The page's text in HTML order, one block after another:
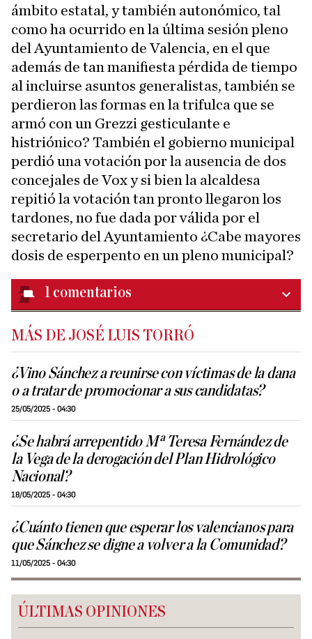
ámbito estatal, y también autonómico, tal
como ha ocurrido en la última sesión pleno
del Ayuntamiento de Valencia, en el que
además de tan manifiesta pérdida de tiempo
al incluirse asuntos generalistas, también se
perdieron las formas en la trifulca que se
armó con un Grezzi gesticulante e
histriónico? También el gobierno municipal
perdió una votación por la ausencia de dos
concejales de Vox y si bien la alcaldesa
repitió la votación tan pronto llegaron los
tardones, no fue dada por válida por el
secretario del Ayuntamiento ¿Cabe mayores
dosis de esperpento en un pleno municipal?
1 comentarios
MÁS DE JOSÉ LUIS TORRÓ
¿Vino Sánchez a reunirse con víctimas de la dana
o a tratar de promocionar a sus candidatas?
25/05/2025 - 04:30
¿Se habrá arrepentido Mª Teresa Fernández de
la Vega de la derogación del Plan Hidrológico
Nacional?
18/05/2025 - 04:30
¿Cuánto tienen que esperar los valencianos para
que Sánchez se digne a volver a la Comunidad?
11/05/2025 - 04:30
ÚLTIMAS OPINIONES